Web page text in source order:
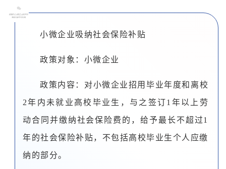
03
小微企业吸纳社会保险补贴
政策对象：小微企业
政策内容：对小微企业招用毕业年度和离校
2年内未就业高校毕业生，与之签订1年以上劳
动合同并缴纳社会保险费的，给予最长不超过1
年的社会保险补贴，不包括高校毕业生个人应缴
纳的部分。